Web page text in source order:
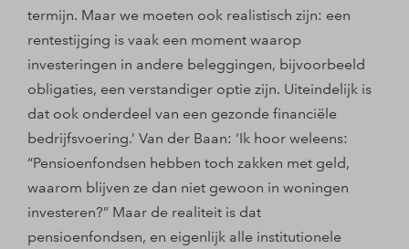
termijn. Maar we moeten ook realistisch zijn: een
rentestijging is vaak een moment waarop
investeringen in andere beleggingen, bijvoorbeeld
obligaties, een verstandiger optie zijn. Uiteindelijk is
dat ook onderdeel van een gezonde financiële
bedrijfsvoering.’ Van der Baan: ‘Ik hoor weleens:
“Pensioenfondsen hebben toch zakken met geld,
waarom blijven ze dan niet gewoon in woningen
investeren?” Maar de realiteit is dat
pensioenfondsen, en eigenlijk alle institutionele